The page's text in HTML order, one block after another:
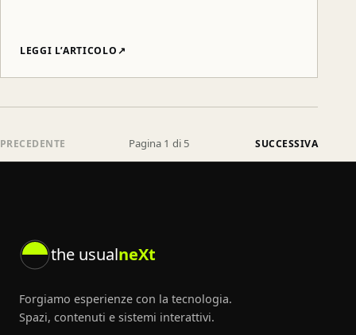
LEGGI L’ARTICOLO↗
PRECEDENTE Pagina 1 di 5 SUCCESSIVA
the usualneXt
Forgiamo esperienze con la tecnologia.
Spazi, contenuti e sistemi interattivi.